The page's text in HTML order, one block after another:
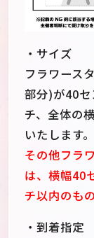
・サイズ
フラワース
部分)が40
チ、全体の
いたします。
その他フラ
は、横幅40
チ以内のも
・到着指定